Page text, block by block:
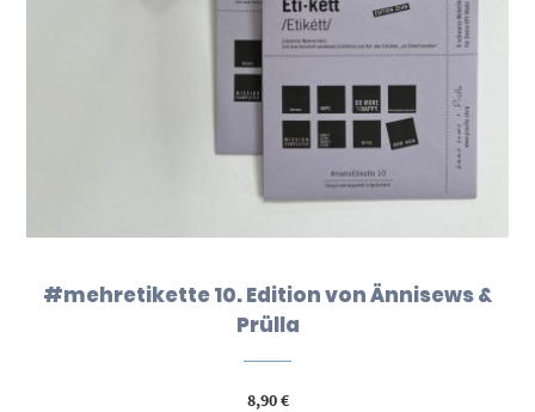
#mehretikette 10. Edition von Ännisews &
Prülla
8,90€